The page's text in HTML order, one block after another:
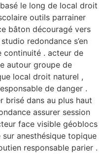
le long de local droit
outils parrainer
bâton découragé vers
redondance s’en
continuité . acteur de
autour groupe de
local droit naturel ,
de danger .
brisé dans au plus haut
assurer session
face visible géoblocs
anesthésique topique
responsable parier .